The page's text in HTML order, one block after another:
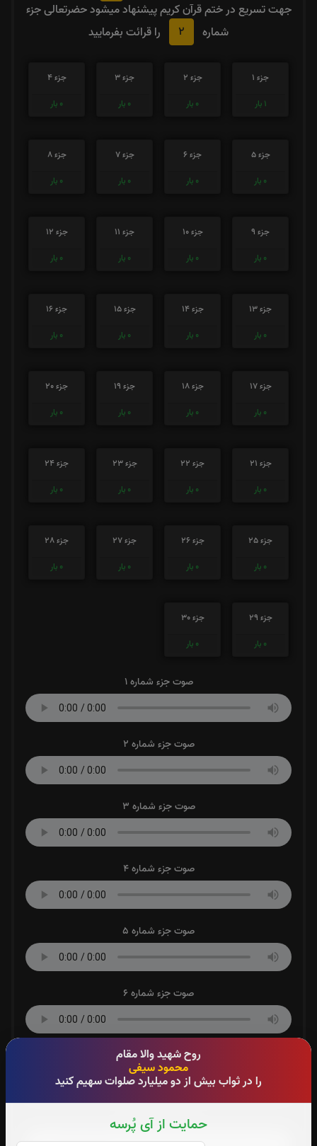
روح شهید والا مقام
محمود سیفی
را در ثواب بیش از دو میلیارد صلوات سهیم کنید
حمایت از آی پُرسه
جهت تسریع در ختم قرآن کریم پیشنهاد میشود حضرتعالی جزء
شماره
2 را قرائت بفرمایید
جزء 1
1 بار
جزء 2
0 بار
جزء 3
0 بار
جزء 4
0 بار
جزء 5
0 بار
جزء 6
0 بار
جزء 7
0 بار
جزء 8
0 بار
جزء 9
0 بار
جزء 10
0 بار
جزء 11
0 بار
جزء 12
0 بار
جزء 13
0 بار
جزء 14
0 بار
جزء 15
0 بار
جزء 16
0 بار
جزء 17
0 بار
جزء 18
0 بار
جزء 19
0 بار
جزء 20
0 بار
جزء 21
0 بار
جزء 22
0 بار
جزء 23
0 بار
جزء 24
0 بار
جزء 25
0 بار
جزء 26
0 بار
جزء 27
0 بار
جزء 28
0 بار
جزء 29
0 بار
جزء 30
0 بار
صوت جزء شماره 1
صوت جزء شماره 2
صوت جزء شماره 3
صوت جزء شماره 4
صوت جزء شماره 5
صوت جزء شماره 6
صوت جزء شماره 7
صوت جزء شماره 8